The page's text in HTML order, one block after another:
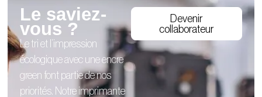
Le saviez-
vous ?
Le tri et l’impression
écologique avec une encre
green font partie de nos
priorités. Notre imprimante
Devenir
collaborateur